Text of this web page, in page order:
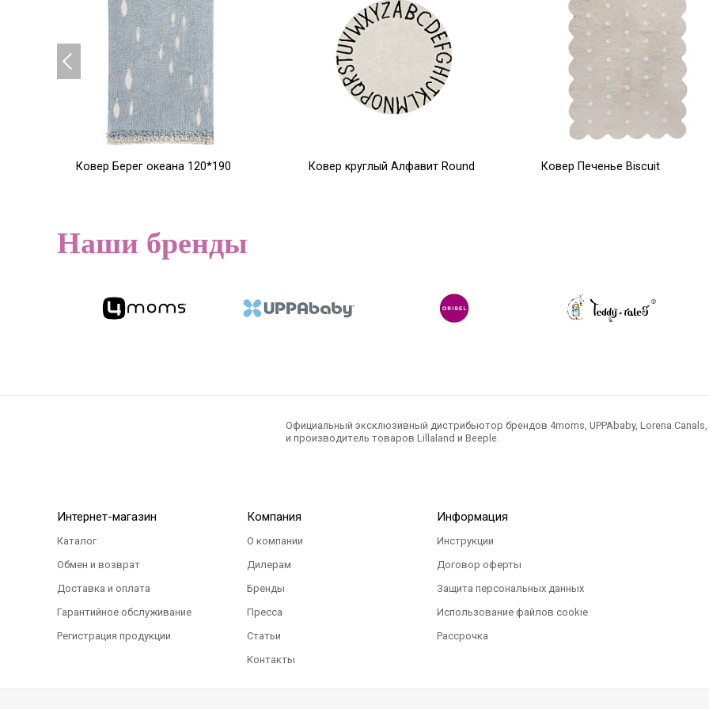
Ковер Берег океана 120*190
Ковер круглый Алфавит Round
Ковер Печенье Biscuit
Наши бренды
Официальный эксклюзивный дистрибьютор брендов 4moms, UPPAbaby, Lorena
и производитель товаров Lillaland и Beeple.
Интернет-магазин
Каталог
Обмен и возврат
Доставка и оплата
Гарантийное обслуживание
Регистрация продукции
Компания
О компании
Дилерам
Бренды
Пресса
Статьи
Контакты
Информация
Инструкции
Договор оферты
Защита персональных данных
Использование файлов cookie
Рассрочка